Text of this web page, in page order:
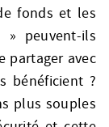
fonds et les
» peuvent-ils
partager avec
bénéficient ?
plus souples